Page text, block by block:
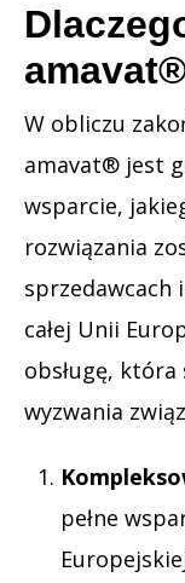
W obliczu
amavat® jest
wsparcie,
rozwiązania
sprzedawcach
całej Unii
obsługę,
wyzwania
pełne